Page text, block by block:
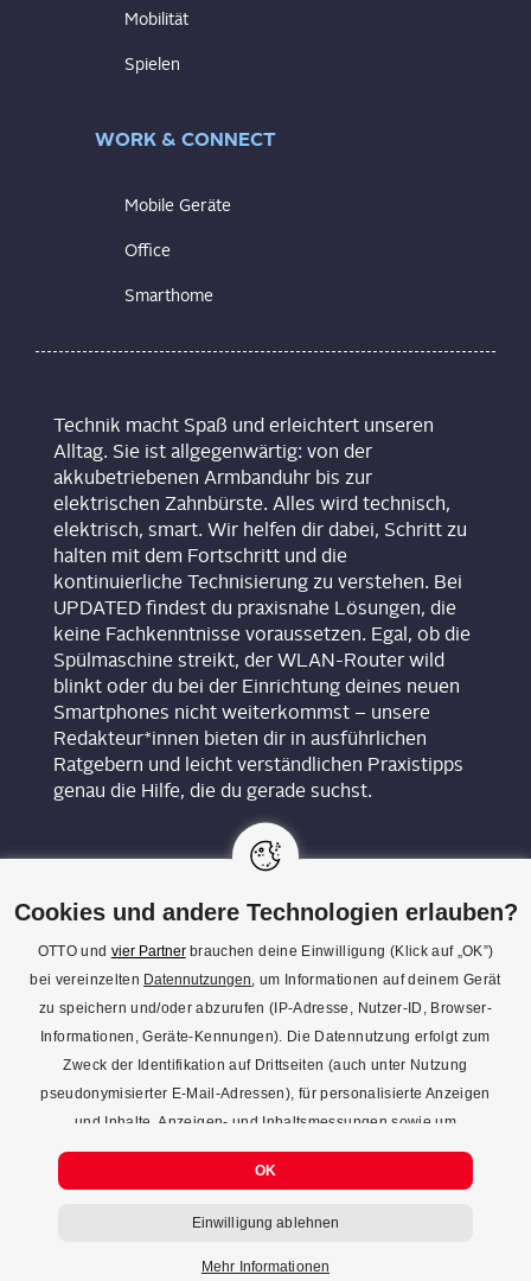
Mobilität
Spielen
WORK & CONNECT
Mobile Geräte
Office
Smarthome
Technik macht Spaß und erleichtert unseren
Alltag. Sie ist allgegenwärtig: von der
akkubetriebenen Armbanduhr bis zur
elektrischen Zahnbürste. Alles wird technisch,
elektrisch, smart. Wir helfen dir dabei, Schritt zu
halten mit dem Fortschritt und die
kontinuierliche Technisierung zu verstehen. Bei
UPDATED findest du praxisnahe Lösungen, die
keine Fachkenntnisse voraussetzen. Egal, ob die
Spülmaschine streikt, der WLAN-Router wild
blinkt oder du bei der Einrichtung deines neuen
Smartphones nicht weiterkommst – unsere
Redakteur*innen bieten dir in ausführlichen
Ratgebern und leicht verständlichen Praxistipps
genau die Hilfe, die du gerade suchst.
KON­TAKT
REDAK­TI­ON
IMPRES­SUM
DATENSCHUTZ
COOKIE-EINSTELLUNGEN
Cookies und andere Technologien erlauben?
OTTO und vier Partnerbrauchen deine Einwilligung (Klick auf „OK”)
bei vereinzelten Datennutzungen, um Informationen auf deinem Gerät
zu speichern und/oder abzurufen (IP-Adresse, Nutzer-ID, Browser-
Informationen, Geräte-Kennungen). Die Datennutzung erfolgt zum
Zweck der Identifikation auf Drittseiten (auch unter Nutzung
pseudonymisierter E-Mail-Adressen), für personalisierte Anzeigen
und Inhalte, Anzeigen- und Inhaltsmessungen sowie um
Erkenntnisse über Zielgruppen und Produktentwicklungen zu
gewinnen. Mehr Infos zur Einwilligung (inkl. Widerrufsmöglichkeit)
jederzeit ablehnen.
OK
Einwilligung ablehnen
Mehr Informationen